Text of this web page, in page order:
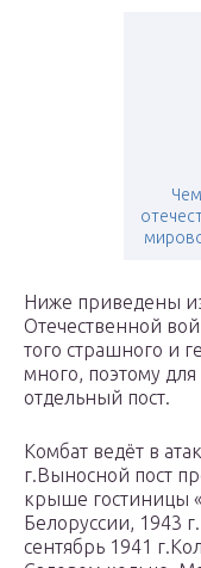
Ниже приведены
Отечественной
того страшного и
много, поэтому
отдельный пост.
Комбат ведёт в
г.Выносной пост
крыше гостиницы
Белоруссии, 1943
сентябрь 1941